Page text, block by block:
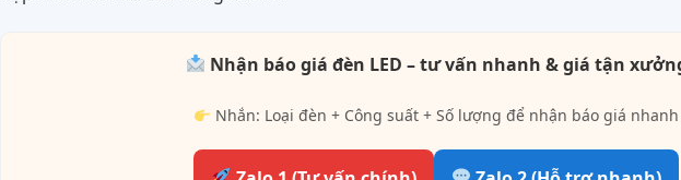
Nhận báo giá đèn LED – tư vấn nhanh & giá tận
Nhắn: Loại đèn + Công suất + Số lượng để nhận báo giá nhanh